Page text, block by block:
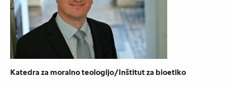
Katedra za moralno teologijo/Inštitut za bioetiko